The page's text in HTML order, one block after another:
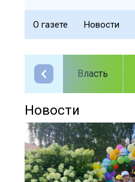
О газете Новости
Власть
Новости